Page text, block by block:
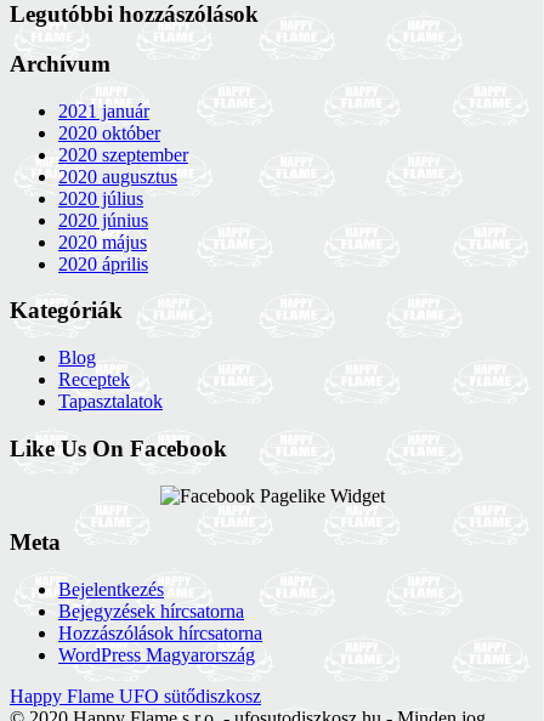
Legutóbbi hozzászólások
Archívum
2021 január
2020 október
2020 szeptember
2020 augusztus
2020 július
2020 június
2020 május
2020 április
Kategóriák
Blog
Receptek
Tapasztalatok
Like Us On Facebook
Meta
Bejelentkezés
Bejegyzések hírcsatorna
Hozzászólások hírcsatorna
WordPress Magyarország
Happy Flame UFO sütődiszkosz